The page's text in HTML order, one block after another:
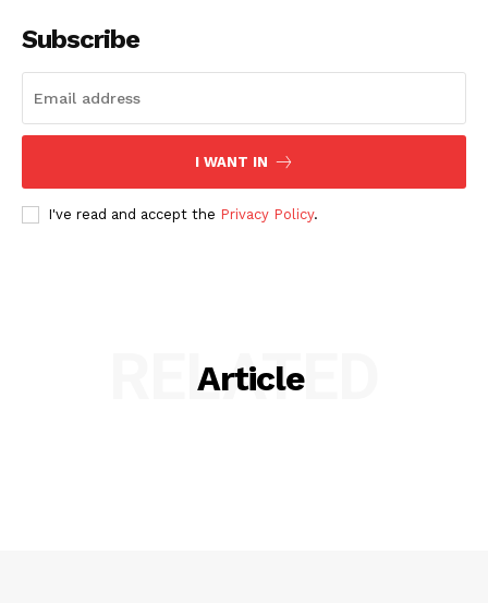
Subscribe
I WANT IN
I've read and accept the Privacy Policy.
Article
RELATED